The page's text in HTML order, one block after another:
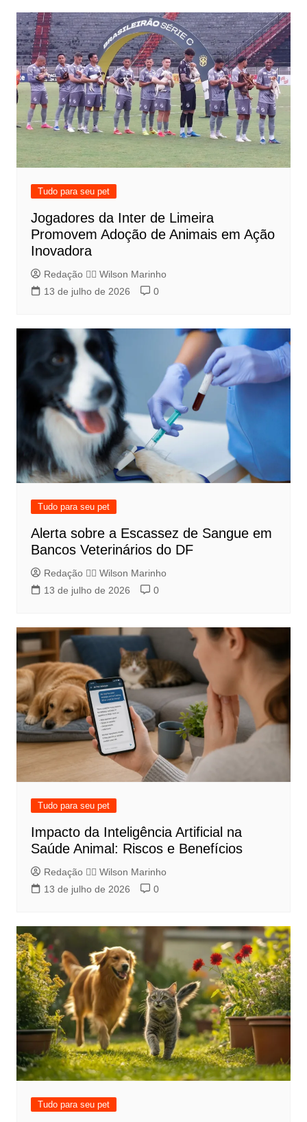
Tudo para seu pet
Jogadores da Inter de Limeira
Promovem Adoção de Animais em Ação
Inovadora
Redação 👨‍⚖️​ Wilson Marinho
13 de julho de 2026
0
Tudo para seu pet
Alerta sobre a Escassez de Sangue em
Bancos Veterinários do DF
Redação 👨‍⚖️​ Wilson Marinho
13 de julho de 2026
0
Tudo para seu pet
Impacto da Inteligência Artificial na
Saúde Animal: Riscos e Benefícios
Redação 👨‍⚖️​ Wilson Marinho
13 de julho de 2026
0
Tudo para seu pet